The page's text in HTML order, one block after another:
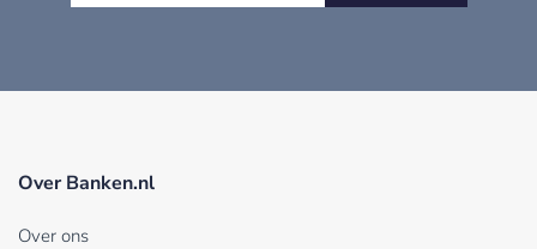
Over Banken.nl
Over ons